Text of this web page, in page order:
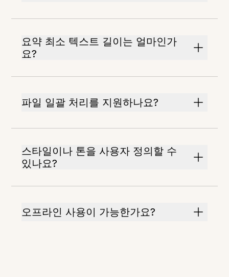
요약 최소 텍스트 길이는 얼마인가
요?
파일 일괄 처리를 지원하나요?
스타일이나 톤을 사용자 정의할 수
있나요?
오프라인 사용이 가능한가요?